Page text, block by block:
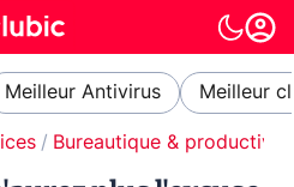
Meilleur Antivirus Meilleur
Bureautique & productivité